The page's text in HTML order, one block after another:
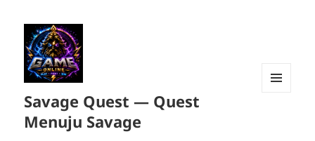
Savage Quest — Quest
Menuju Savage